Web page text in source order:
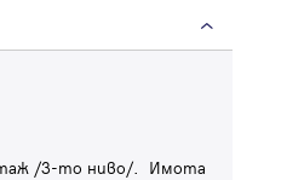
/3-то ниво/. Имота